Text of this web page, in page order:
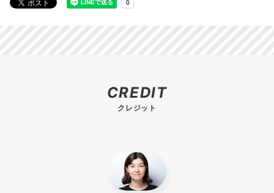
CREDIT
クレジット